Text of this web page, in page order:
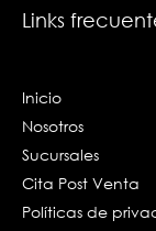
Links
Inicio
Nosotros
Sucursales
Cita Post Venta
Políticas de